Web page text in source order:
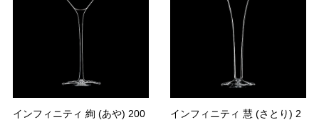
インフィニティ 絢 (あや) 200
インフィニティ 慧 (さとり) 2